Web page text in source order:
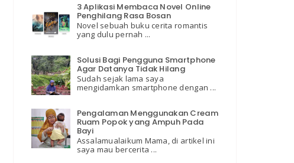
3 Aplikasi Membaca Novel Online
Penghilang Rasa Bosan
Novel sebuah buku cerita romantis
yang dulu pernah ...
Solusi Bagi Pengguna Smartphone
Agar Datanya Tidak Hilang
Sudah sejak lama saya
mengidamkan smartphone dengan ...
Pengalaman Menggunakan Cream
Ruam Popok yang Ampuh Pada
Bayi
Assalamualaikum Mama, di artikel ini
saya mau bercerita ...